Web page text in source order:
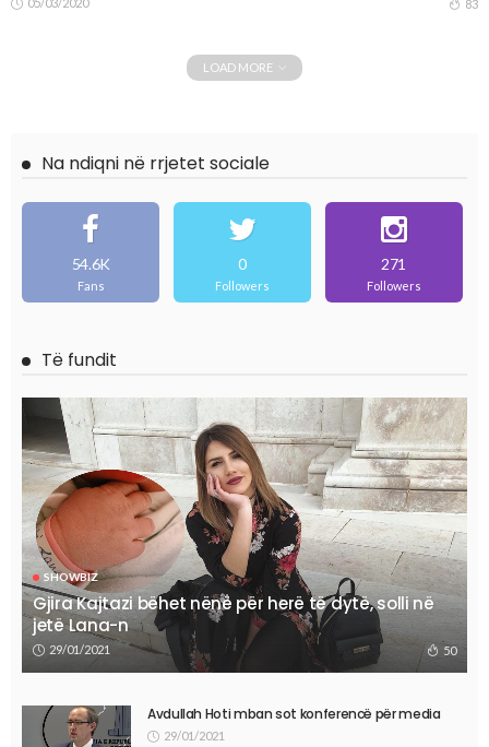
05/03/2020 83
LOAD MORE
Na ndiqni në rrjetet sociale
54.6K
Fans
0
Followers
271
Followers
Të fundit
SHOWBIZ
Gjira Kajtazi bëhet nënë për herë të dytë, solli në
jetë Lana-n
29/01/2021 50
Avdullah Hoti mban sot konferencë për media
29/01/2021